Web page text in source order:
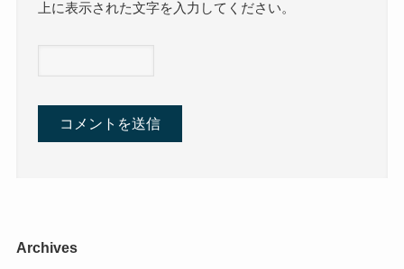
上に表示された文字を入力してください。
Archives